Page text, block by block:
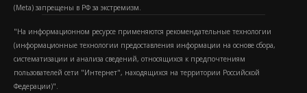
(Metа) запрещены в РФ за экстремизм.
"На информационном ресурсе применяются рекомендательные технологии
(информационные технологии предоставления информации на основе сбора,
систематизации и анализа сведений, относящихся к предпочтениям
пользователей сети "Интернет", находящихся на территории Российской
Федерации)".